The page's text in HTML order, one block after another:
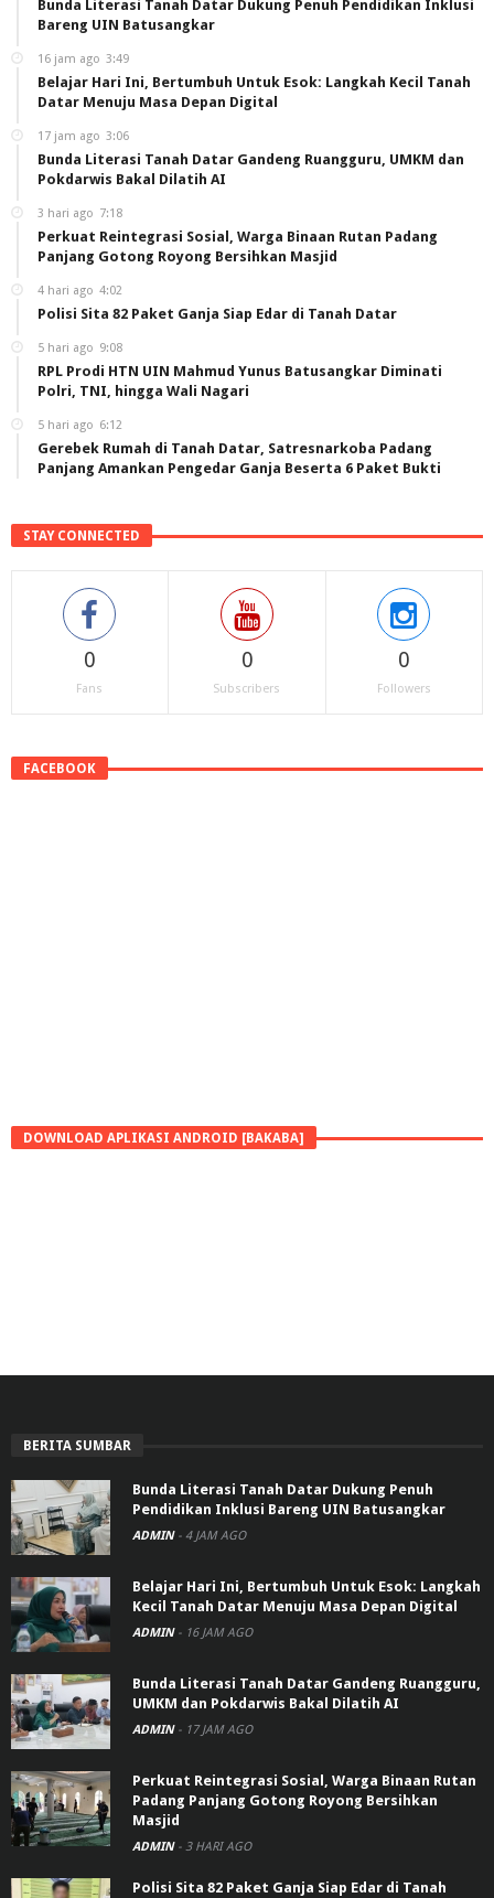
Bunda Literasi Tanah Datar Dukung Penuh Pendidikan Inklusi
Bareng UIN Batusangkar
16 jam ago 3:49
Belajar Hari Ini, Bertumbuh Untuk Esok: Langkah Kecil Tanah
Datar Menuju Masa Depan Digital
17 jam ago 3:06
Bunda Literasi Tanah Datar Gandeng Ruangguru, UMKM dan
Pokdarwis Bakal Dilatih AI
3 hari ago 7:18
Perkuat Reintegrasi Sosial, Warga Binaan Rutan Padang
Panjang Gotong Royong Bersihkan Masjid
4 hari ago 4:02
Polisi Sita 82 Paket Ganja Siap Edar di Tanah Datar
5 hari ago 9:08
RPL Prodi HTN UIN Mahmud Yunus Batusangkar Diminati
Polri, TNI, hingga Wali Nagari
5 hari ago 6:12
Gerebek Rumah di Tanah Datar, Satresnarkoba Padang
Panjang Amankan Pengedar Ganja Beserta 6 Paket Bukti
STAY CONNECTED
0
Fans
0
Subscribers
0
Followers
FACEBOOK
DOWNLOAD APLIKASI ANDROID [BAKABA]
BERITA SUMBAR
Bunda Literasi Tanah Datar Dukung Penuh
Pendidikan Inklusi Bareng UIN Batusangkar
ADMIN - 4 JAM AGO
Belajar Hari Ini, Bertumbuh Untuk Esok: Langkah
Kecil Tanah Datar Menuju Masa Depan Digital
ADMIN - 16 JAM AGO
Bunda Literasi Tanah Datar Gandeng Ruangguru,
UMKM dan Pokdarwis Bakal Dilatih AI
ADMIN - 17 JAM AGO
Perkuat Reintegrasi Sosial, Warga Binaan Rutan
Padang Panjang Gotong Royong Bersihkan
Masjid
ADMIN - 3 HARI AGO
Polisi Sita 82 Paket Ganja Siap Edar di Tanah